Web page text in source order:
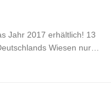
Jahr 2017 erhältlich! 13
Wiesen nur…